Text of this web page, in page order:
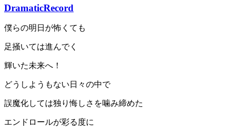
DramaticRecord
僕らの明日が怖くても
足掻いては進んでく
輝いた未来へ！
どうしようもない日々の中で
誤魔化しては独り悔しさを噛み締めた
エンドロールが彩る度に